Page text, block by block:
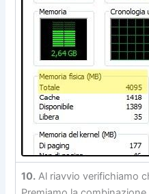
10. Al riavvio verifichiamo